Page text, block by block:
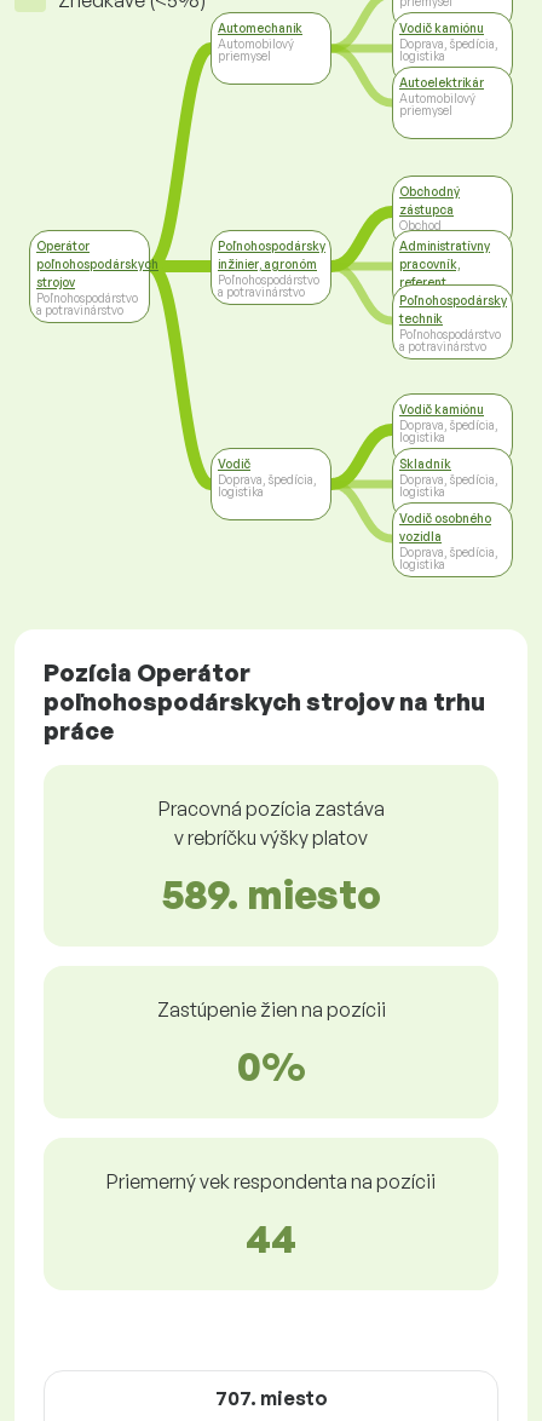
Operátor
poľnohospodárskych
strojov
Poľnohospodárstvo
a potravinárstvo
Automechanik
Automobilový
priemysel
Poľnohospodársky
inžinier, agronóm
Poľnohospodárstvo
a potravinárstvo
Vodič
Doprava, špedícia,
logistika
Vodič kamiónu
Doprava, špedícia,
logistika
Autoelektrikár
Automobilový
priemysel
Obchodný
zástupca
Obchod
Administratívny
pracovník,
referent
Administratíva
Poľnohospodársky
technik
Poľnohospodárstvo
a potravinárstvo
Vodič kamiónu
Doprava, špedícia,
logistika
Skladník
Doprava, špedícia,
logistika
Vodič osobného
vozidla
Doprava, špedícia,
logistika
Pozícia Operátor
poľnohospodárskych strojov na trhu
práce
Pracovná pozícia zastáva
v rebríčku výšky platov
589. miesto
Zastúpenie žien na pozícii
0%
Priemerný vek respondenta na pozícii
44
707. miesto